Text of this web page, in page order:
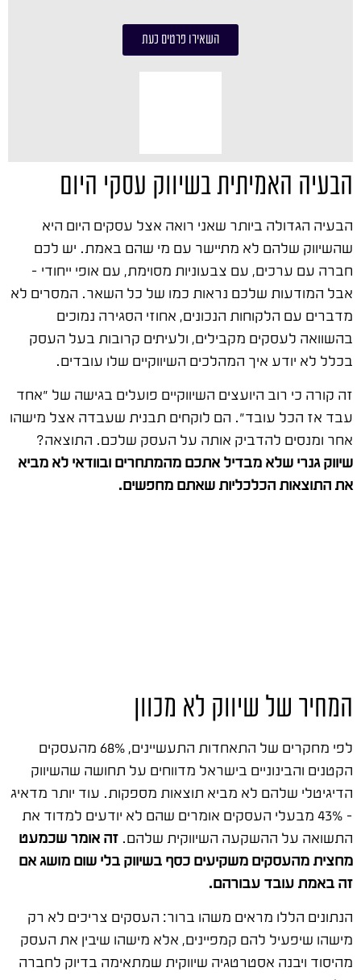
השאירו פרטים כעת
הבעיה האמיתית בשיווק עסקי היום
הבעיה הגדולה ביותר שאני רואה אצל עסקים היום היא
שהשיווק שלהם לא מתיישר עם מי שהם באמת. יש לכם
חברה עם ערכים, עם צבעוניות מסוימת, עם אופי ייחודי –
אבל המודעות שלכם נראות כמו של כל השאר. המסרים לא
מדברים עם הלקוחות הנכונים, אחוזי הסגירה נמוכים
בהשוואה לעסקים מקבילים, ולעיתים קרובות בעל העסק
בכלל לא יודע איך המהלכים השיווקיים שלו עובדים.
זה קורה כי רוב היועצים השיווקיים פועלים בגישה של "אחד
עבד אז הכל עובד". הם לוקחים תבנית שעבדה אצל מישהו
אחר ומנסים להדביק אותה על העסק שלכם. התוצאה?
שיווק גנרי שלא מבדיל אתכם מהמתחרים ובוודאי לא מביא
את התוצאות הכלכליות שאתם מחפשים.
המחיר של שיווק לא מכוון
לפי מחקרים של התאחדות התעשיינים, 68% מהעסקים
הקטנים והבינוניים בישראל מדווחים על תחושה שהשיווק
הדיגיטלי שלהם לא מביא תוצאות מספקות. עוד יותר מדאיג
– 43% מבעלי העסקים אומרים שהם לא יודעים למדוד את
התשואה על ההשקעה השיווקית שלהם. זה אומר שכמעט
מחצית מהעסקים משקיעים כסף בשיווק בלי שום מושג אם
זה באמת עובד עבורהם.
הנתונים הללו מראים משהו ברור: העסקים צריכים לא רק
מישהו שיפעיל להם קמפיינים, אלא מישהו שיבין את העסק
מהיסוד ויבנה אסטרטגיה שיווקית שמתאימה בדיוק לחברה